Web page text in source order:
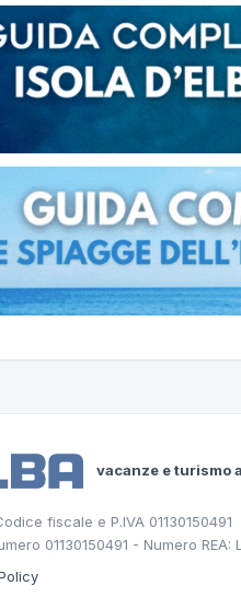
vacanze e turismo
fiscale e P.IVA 01130150491
01130150491 - Numero REA: